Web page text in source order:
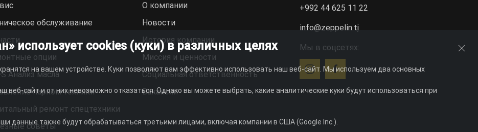
обслуживание
опции
Анализ масла
парком техники
ремонт спецтехники
советы
О компании
Новости
История компании
Миссия и ценности
Социальная ответственность
Вакансии
+992 44 625 11 22
info@zeppelin.tj
Мы в соцсетях:
использует cookies (куки) в различных целях
на вашем устройстве. Куки позволяют вам эффективно использовать наш веб-сайт. Мы используем два основных
веб-сайт и от них невозможно отказаться. Однако вы можете выбрать, какие аналитические куки будут использоваться при
данные также будут обрабатываться третьими лицами, включая компании в США (Google Inc.).